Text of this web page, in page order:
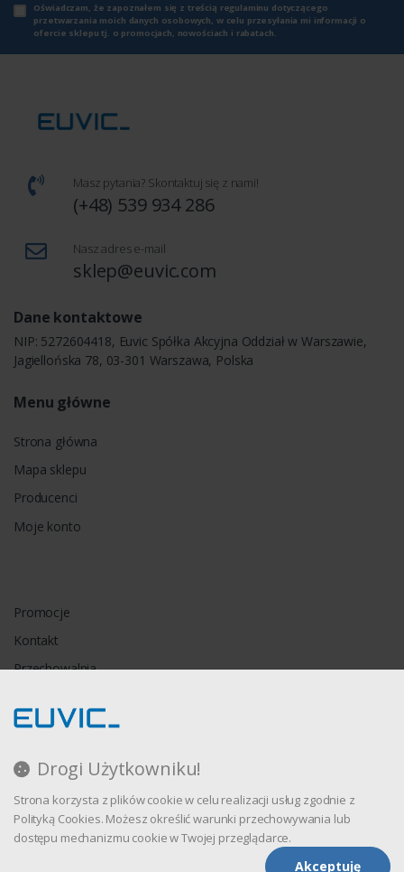
Drogi Użytkowniku!
Strona korzysta z plików cookie w celu realizacji usług zgodnie z
Polityką Cookies. Możesz określić warunki przechowywania lub
dostępu mechanizmu cookie w Twojej przeglądarce.
Akceptuję
Oświadczam, że zapoznałem się z treścią regulaminu dotyczącego
przetwarzania moich danych osobowych, w celu przesyłania mi informacji o
ofercie sklepu tj. o promocjach, nowościach i rabatach.
Masz pytania? Skontaktuj się z nami!
(+48) 539 934 286
Nasz adres e-mail
sklep@euvic.com
Dane kontaktowe
NIP: 5272604418, Euvic Spółka Akcyjna Oddział w Warszawie,
Jagiellońska 78, 03-301 Warszawa, Polska
Menu główne
Strona główna
Mapa sklepu
Producenci
Moje konto
Promocje
Kontakt
Przechowalnia
Regulamin
Polityka prywatności